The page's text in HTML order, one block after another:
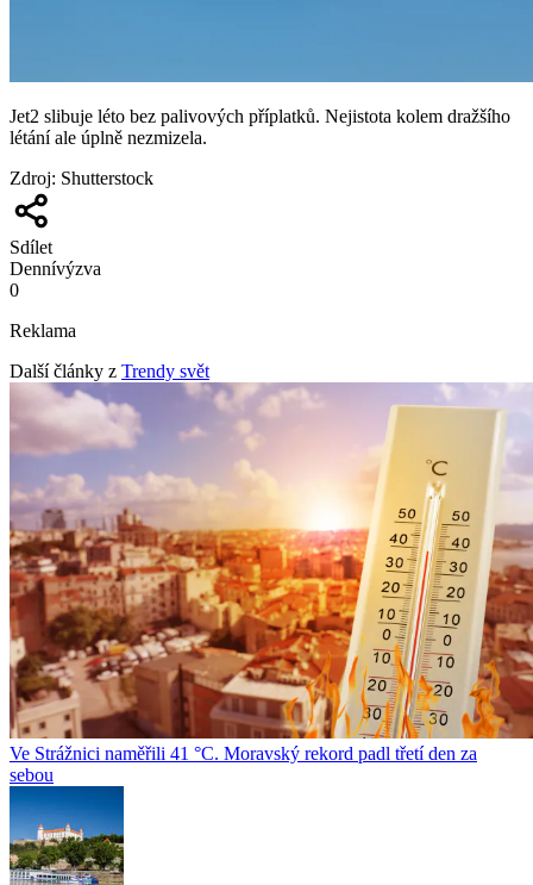
Jet2 slibuje léto bez palivových příplatků. Nejistota kolem dražšího
létání ale úplně nezmizela.
Zdroj: Shutterstock
Sdílet
Dennívýzva
0
Reklama
Další články z Trendy svět
Ve Strážnici naměřili 41 °C. Moravský rekord padl třetí den za
sebou